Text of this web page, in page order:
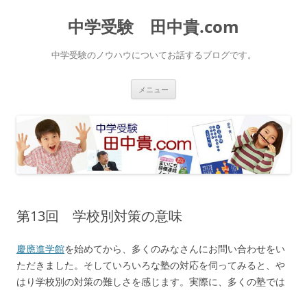
中学受験 田中貴.com
中学受験のノウハウについてお話するブログです。
メニュー
ス
キ
ッ
プ
第13回 学校別対策の意味
慶應進学館を始めてから、多くのみなさんにお問い合わせをい
ただきました。そしていろいろな塾の対応を伺ってみると、や
はり学校別の対策の難しさを感じます。実際に、多くの塾では